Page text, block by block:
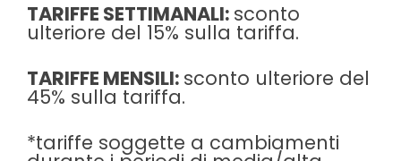
TARIFFE SETTIMANALI: sconto
ulteriore del 15% sulla tariffa.
TARIFFE MENSILI: sconto ulteriore del
45% sulla tariffa.
*tariffe soggette a cambiamenti